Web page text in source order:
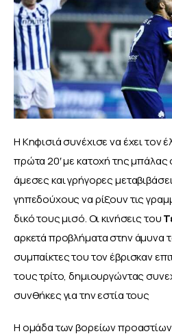
Η Κηφισιά συνέχισε να έχει τον
πρώτα 20′ με κατοχή της
άμεσες και γρήγορες
γηπεδούχους να ρίξουν τις
δικό τους μισό. Οι κινήσεις του
αρκετά προβλήματα στην άμυνα
συμπαίκτες του τον έβρισκαν
τους τρίτο, δημιουργώντας
συνθήκες για την εστία τους
Η ομάδα των βορείων προαστίων